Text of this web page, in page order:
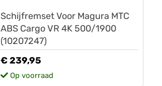
Schijfremset Voor Magura MTC
ABS Cargo VR 4K 500/1900
(10207247)
€ 239,95
Op voorraad